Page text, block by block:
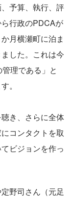
予算、執行、評
行政のPDCAが
月横瀬町に泊ま
した。これは今
理である」と
。
き、さらに全体
コンタクトを取
ビジョンを作っ
野司さん（元足